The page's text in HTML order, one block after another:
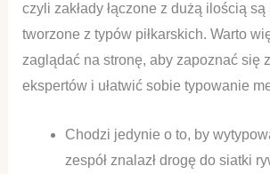
czyli zakłady łączone z dużą ilością
tworzone z typów piłkarskich. Warto
zaglądać na stronę, aby zapoznać się
ekspertów i ułatwić sobie typowanie
Chodzi jedynie o to, by
zespół znalazł drogę do siatki